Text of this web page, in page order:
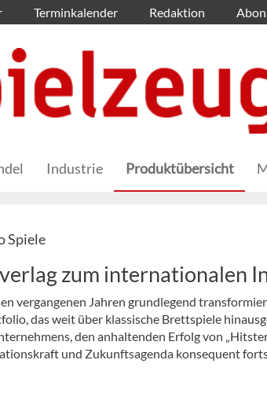
Terminkalender Redaktion
Industrie Produktübersicht
Spiele
zum internationalen
vergangenen Jahren grundlegend
das weit über klassische Brettspiele
den anhaltenden Erfolg von
und Zukunftsagenda konsequent